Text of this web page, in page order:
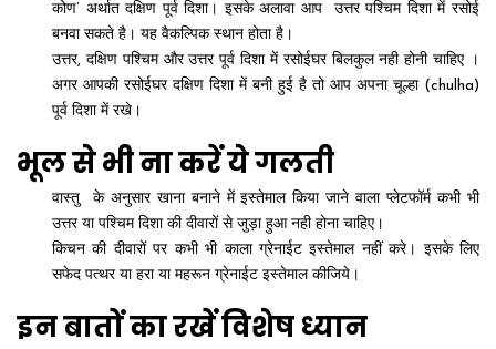
कोण’ अर्थात दक्षिण पूर्व दिशा। इसके अलावा आप उत्तर पश्चिम दिशा में रसोई
बनवा सकते है। यह वैकल्पिक स्थान होता है।
उत्तर, दक्षिण पश्चिम और उत्तर पूर्व दिशा में रसोईघर बिलकुल नही होनी चाहिए ।
अगर आपकी रसोईघर दक्षिण दिशा में बनी हुई है तो आप अपना चूल्हा (chulha)
पूर्व दिशा में रखे।
भूल से भी ना करें ये गलती
वास्तु के अनुसार खाना बनाने में इस्तेमाल किया जाने वाला प्लेटफॉर्म कभी भी
उत्तर या पश्चिम दिशा की दीवारों से जुड़ा हुआ नही होना चाहिए।
किचन की दीवारों पर कभी भी काला ग्रेनाईट इस्तेमाल नहीं करे। इसके लिए
सफेद पत्थर या हरा या महरून ग्रेनाईट इस्तेमाल कीजिये।
इन बातों का रखें विशेष ध्यान